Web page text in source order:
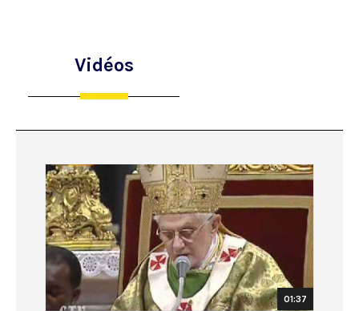
Vidéos
01:37